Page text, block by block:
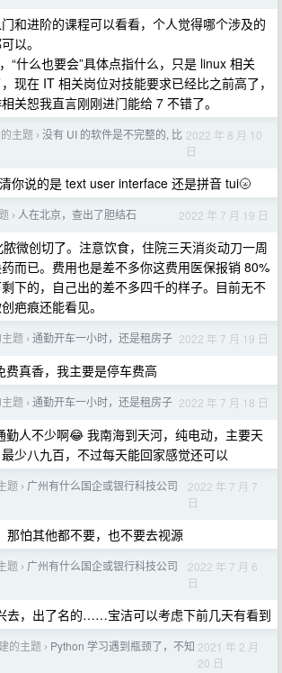
和进阶的课程可以看看，个人觉得哪个涉及的
以。
“什么也要会”具体点指什么，只是 linux 相关
现在 IT 相关岗位对技能要求已经比之前高了，
关恕我直言刚刚进门能给 7 不错了。
主题 › 没有 UI 的软件是不完整的, 比 2022 年 8 月 10
日
你说的是 text user interface 还是拼音 tui🌝
› 人在北京，查出了胆结石 2022 年 7 月 19 日
微创切了。注意饮食，住院三天消炎动刀一周
而已。费用也是差不多你这费用医保报销 80%
下的，自己出的差不多四千的样子。目前无不
疤痕还能看见。
题 › 通勤开车一小时，还是租房子 2022 年 7 月 19 日
费真香，我主要是停车费高
题 › 通勤开车一小时，还是租房子 2022 年 7 月 18 日
勤人不少啊😂 我南海到天河，纯电动，主要天
少八九百，不过每天能回家感觉还可以
题 › 广州有什么国企或银行科技公司
2022 年 7 月 7
日
那怕其他都不要，也不要去视源
题 › 广州有什么国企或银行科技公司
2022 年 7 月 6
日
去，出了名的……宝洁可以考虑下前几天有看到
的主题 › Python 学习遇到瓶颈了，不知 2021 年 2 月
20 日